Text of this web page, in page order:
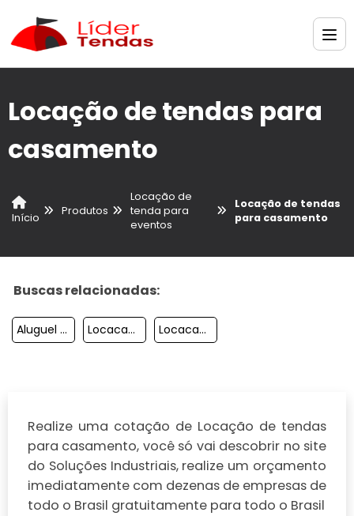
Locação de tendas para
casamento
Início
Produtos
Locação de
tenda para
eventos
Locação de tendas
para casamento
Buscas relacionadas:
Aluguel De Tendas Para Casamento Locacao De Tendas Em Itu Locacao De Tendas E Palcos
Realize uma cotação de Locação de tendas
para casamento, você só vai descobrir no site
do Soluções Industriais, realize um orçamento
imediatamente com dezenas de empresas de
todo o Brasil gratuitamente para todo o Brasil